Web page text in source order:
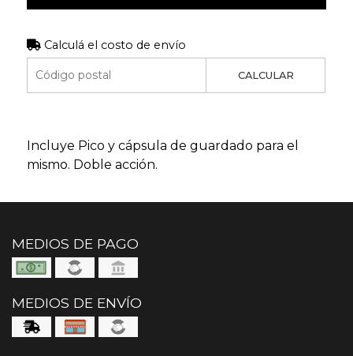
Calculá el costo de envío
CALCULAR
Incluye Pico y cápsula de guardado para el
mismo. Doble acción.
MEDIOS DE PAGO
MEDIOS DE ENVÍO